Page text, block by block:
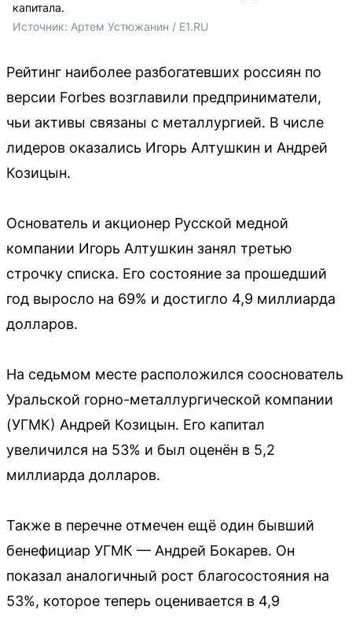
капитала.
Источник: Артем Устюжанин / E1.RU
Рейтинг наиболее разбогатевших россиян по
версии Forbes возглавили предприниматели,
чьи активы связаны с металлургией. В числе
лидеров оказались Игорь Алтушкин и Андрей
Козицын.
Основатель и акционер Русской медной
компании Игорь Алтушкин занял третью
строчку списка. Его состояние за прошедший
год выросло на 69% и достигло 4,9 миллиарда
долларов.
На седьмом месте расположился сооснователь
Уральской горно-металлургической компании
(УГМК) Андрей Козицын. Его капитал
увеличился на 53% и был оценён в 5,2
миллиарда долларов.
Также в перечне отмечен ещё один бывший
бенефициар УГМК — Андрей Бокарев. Он
показал аналогичный рост благосостояния на
53%, которое теперь оценивается в 4,9